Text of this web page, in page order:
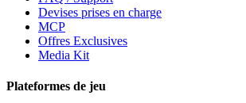
Devises prises en charge
MCP
Offres Exclusives
Media Kit
Plateformes de jeu